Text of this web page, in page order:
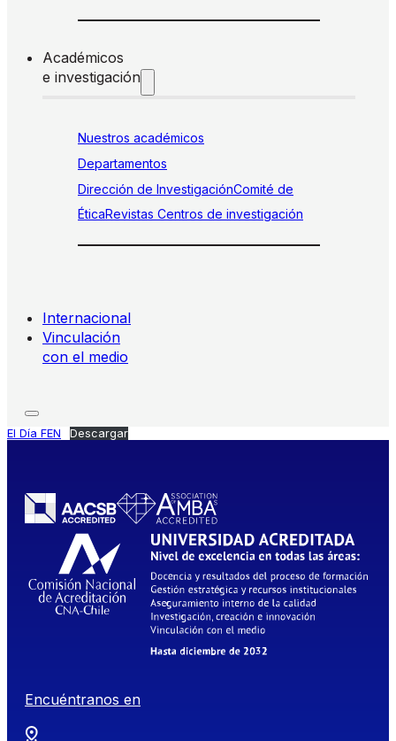
Académicos
e investigación
Nuestros académicos
Departamentos
Dirección de InvestigaciónComité de
ÉticaRevistas Centros de investigación
Internacional
Vinculación
con el medio
El Día FEN Descargar
Encuéntranos en